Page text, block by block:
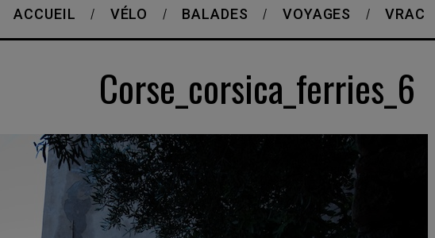
ACCUEIL VÉLO BALADES VOYAGES VRAC
Corse_corsica_ferries_6